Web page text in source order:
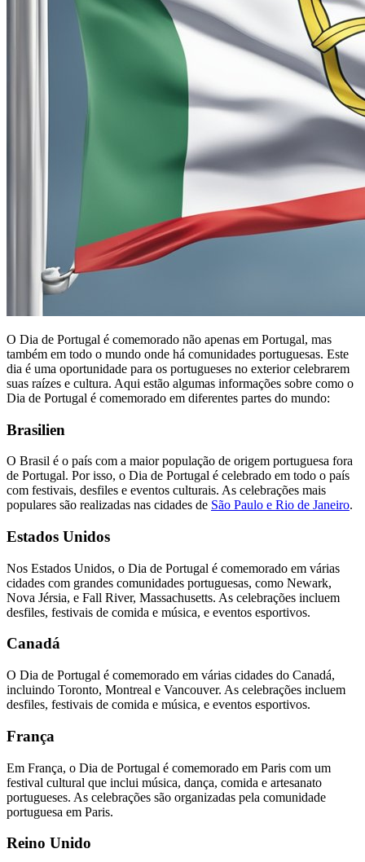
O Dia de Portugal é comemorado não apenas em Portugal, mas
também em todo o mundo onde há comunidades portuguesas. Este
dia é uma oportunidade para os portugueses no exterior celebrarem
suas raízes e cultura. Aqui estão algumas informações sobre como o
Dia de Portugal é comemorado em diferentes partes do mundo:
Brasilien
O Brasil é o país com a maior população de origem portuguesa fora
de Portugal. Por isso, o Dia de Portugal é celebrado em todo o país
com festivais, desfiles e eventos culturais. As celebrações mais
populares são realizadas nas cidades de São Paulo e Rio de Janeiro.
Estados Unidos
Nos Estados Unidos, o Dia de Portugal é comemorado em várias
cidades com grandes comunidades portuguesas, como Newark,
Nova Jérsia, e Fall River, Massachusetts. As celebrações incluem
desfiles, festivais de comida e música, e eventos esportivos.
Canadá
O Dia de Portugal é comemorado em várias cidades do Canadá,
incluindo Toronto, Montreal e Vancouver. As celebrações incluem
desfiles, festivais de comida e música, e eventos esportivos.
França
Em França, o Dia de Portugal é comemorado em Paris com um
festival cultural que inclui música, dança, comida e artesanato
portugueses. As celebrações são organizadas pela comunidade
portuguesa em Paris.
Reino Unido